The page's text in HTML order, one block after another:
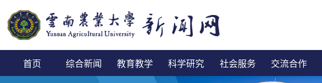
首页 综合新闻 教育教学 科学研究 社会服务 交流合作